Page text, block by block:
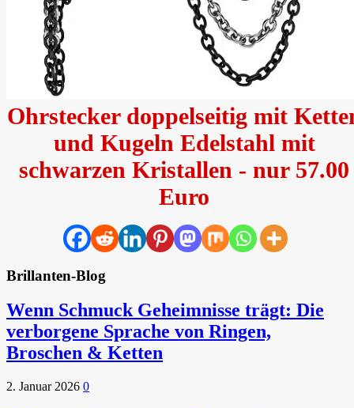
Ohrstecker doppelseitig mit
und Kugeln Edelstahl mit
schwarzen Kristallen - nur 57.00
Euro
Brillanten-Blog
Wenn Schmuck Geheimnisse trägt: Die
verborgene Sprache von Ringen,
Broschen & Ketten
2. Januar 2026 0